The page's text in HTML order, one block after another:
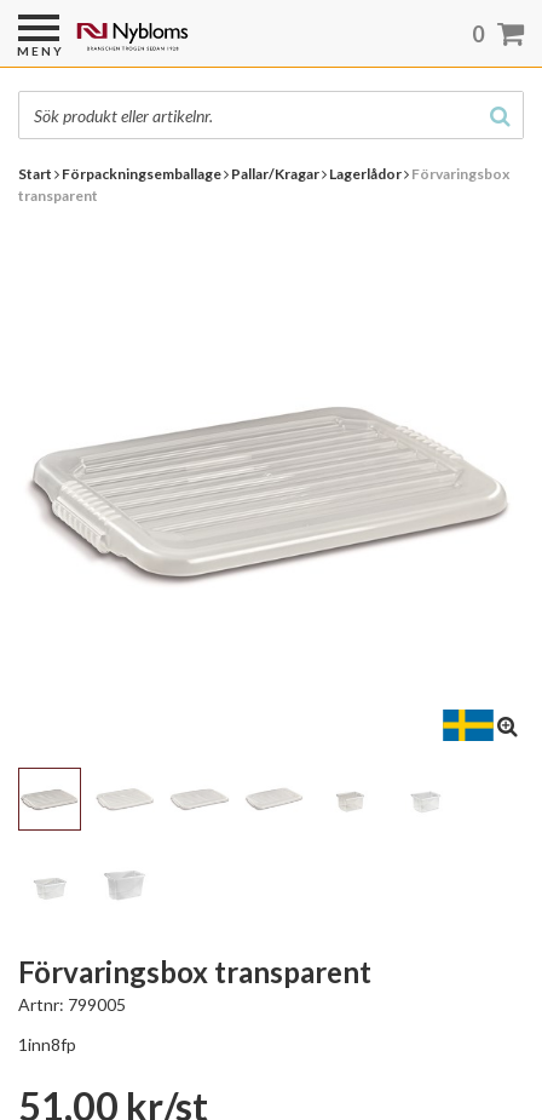
Start Förpackningsemballage Pallar/Kragar Lagerlådor Förvaringsbox
transparent
Förvaringsbox transparent
Artnr: 799005
1inn8fp
51,00 kr/st
MENY
0